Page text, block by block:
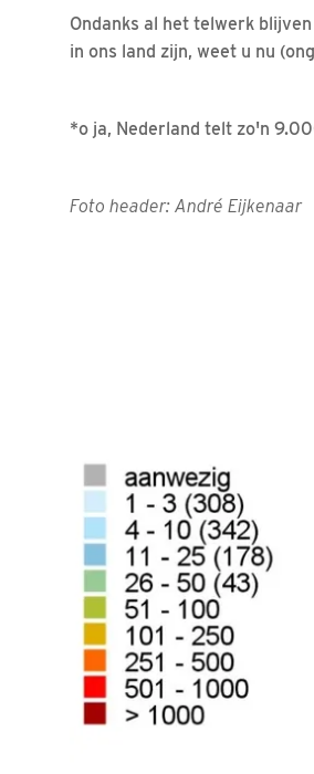
Ondanks al het telwerk
in ons land zijn, weet u nu
*o ja, Nederland telt zo'n
Foto header: André Eijkenaar